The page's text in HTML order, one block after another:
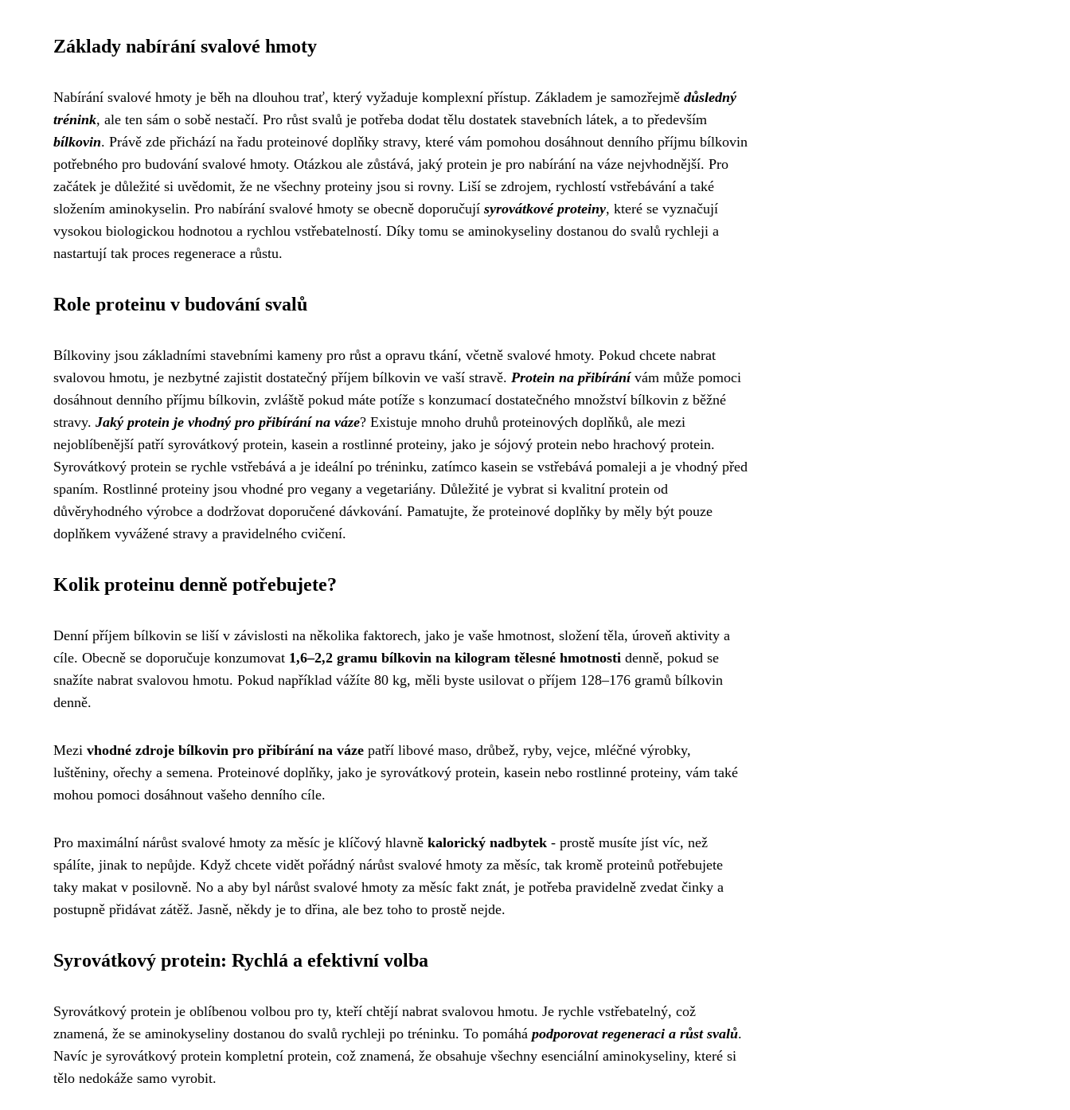
Základy nabírání svalové hmoty
Nabírání svalové hmoty je běh na dlouhou trať, který vyžaduje komplexní přístup. Základem je samozřejmě důsledný
trénink, ale ten sám o sobě nestačí. Pro růst svalů je potřeba dodat tělu dostatek stavebních látek, a to především
bílkovin. Právě zde přichází na řadu proteinové doplňky stravy, které vám pomohou dosáhnout denního příjmu bílkovin
potřebného pro budování svalové hmoty. Otázkou ale zůstává, jaký protein je pro nabírání na váze nejvhodnější. Pro
začátek je důležité si uvědomit, že ne všechny proteiny jsou si rovny. Liší se zdrojem, rychlostí vstřebávání a také
složením aminokyselin. Pro nabírání svalové hmoty se obecně doporučují syrovátkové proteiny, které se vyznačují
vysokou biologickou hodnotou a rychlou vstřebatelností. Díky tomu se aminokyseliny dostanou do svalů rychleji a
nastartují tak proces regenerace a růstu.
Role proteinu v budování svalů
Bílkoviny jsou základními stavebními kameny pro růst a opravu tkání, včetně svalové hmoty. Pokud chcete nabrat
svalovou hmotu, je nezbytné zajistit dostatečný příjem bílkovin ve vaší stravě. Protein na přibíránívám může pomoci
dosáhnout denního příjmu bílkovin, zvláště pokud máte potíže s konzumací dostatečného množství bílkovin z běžné
stravy. Jaký protein je vhodný pro přibírání na váze? Existuje mnoho druhů proteinových doplňků, ale mezi
nejoblíbenější patří syrovátkový protein, kasein a rostlinné proteiny, jako je sójový protein nebo hrachový protein.
Syrovátkový protein se rychle vstřebává a je ideální po tréninku, zatímco kasein se vstřebává pomaleji a je vhodný před
spaním. Rostlinné proteiny jsou vhodné pro vegany a vegetariány. Důležité je vybrat si kvalitní protein od
důvěryhodného výrobce a dodržovat doporučené dávkování. Pamatujte, že proteinové doplňky by měly být pouze
doplňkem vyvážené stravy a pravidelného cvičení.
Kolik proteinu denně potřebujete?
Denní příjem bílkovin se liší v závislosti na několika faktorech, jako je vaše hmotnost, složení těla, úroveň aktivity a
cíle. Obecně se doporučuje konzumovat 1,6–2,2 gramu bílkovin na kilogram tělesné hmotnosti denně, pokud se
snažíte nabrat svalovou hmotu. Pokud například vážíte 80 kg, měli byste usilovat o příjem 128–176 gramů bílkovin
denně.
Mezi vhodné zdroje bílkovin pro přibírání na váze patří libové maso, drůbež, ryby, vejce, mléčné výrobky,
luštěniny, ořechy a semena. Proteinové doplňky, jako je syrovátkový protein, kasein nebo rostlinné proteiny, vám také
mohou pomoci dosáhnout vašeho denního cíle.
Pro maximální nárůst svalové hmoty za měsíc je klíčový hlavně kalorický nadbytek - prostě musíte jíst víc, než
spálíte, jinak to nepůjde. Když chcete vidět pořádný nárůst svalové hmoty za měsíc, tak kromě proteinů potřebujete
taky makat v posilovně. No a aby byl nárůst svalové hmoty za měsíc fakt znát, je potřeba pravidelně zvedat činky a
postupně přidávat zátěž. Jasně, někdy je to dřina, ale bez toho to prostě nejde.
Syrovátkový protein: Rychlá a efektivní volba
Syrovátkový protein je oblíbenou volbou pro ty, kteří chtějí nabrat svalovou hmotu. Je rychle vstřebatelný, což
znamená, že se aminokyseliny dostanou do svalů rychleji po tréninku. To pomáhá podporovat regeneraci a růst svalů.
Navíc je syrovátkový protein kompletní protein, což znamená, že obsahuje všechny esenciální aminokyseliny, které si
tělo nedokáže samo vyrobit.